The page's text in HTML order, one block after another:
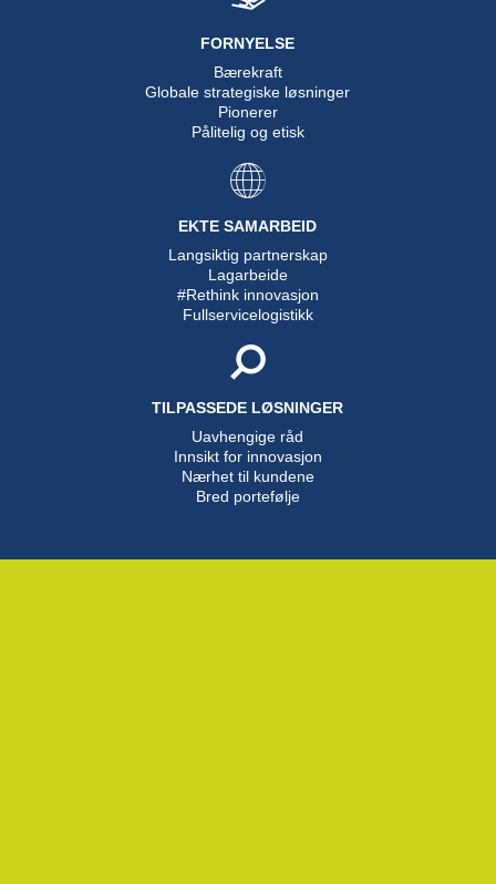
FORNYELSE
Bærekraft
Globale strategiske løsninger
Pionerer
Pålitelig og etisk
EKTE SAMARBEID
Langsiktig partnerskap
Lagarbeide
#Rethink innovasjon
Fullservicelogistikk
TILPASSEDE LØSNINGER
Uavhengige råd
Innsikt for innovasjon
Nærhet til kundene
Bred portefølje